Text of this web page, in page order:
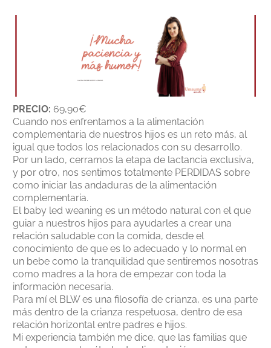
PRECIO: 69,90€
Cuando nos enfrentamos a la alimentación
complementaria de nuestros hijos es un reto más, al
igual que todos los relacionados con su desarrollo.
Por un lado, cerramos la etapa de lactancia exclusiva,
y por otro, nos sentimos totalmente PERDIDAS sobre
como iniciar las andaduras de la alimentación
complementaria.
El baby led weaning es un método natural con el que
guiar a nuestros hijos para ayudarles a crear una
relación saludable con la comida, desde el
conocimiento de que es lo adecuado y lo normal en
un bebe como la tranquilidad que sentiremos nosotras
como madres a la hora de empezar con toda la
información necesaria.
Para mí el BLW es una filosofía de crianza, es una parte
más dentro de la crianza respetuosa, dentro de esa
relación horizontal entre padres e hijos.
Mi experiencia también me dice, que las familias que